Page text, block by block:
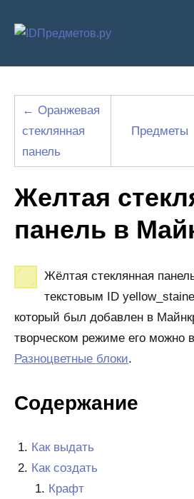
← Оранжевая
стеклянная
панель
Предметы
Желтая
панель в
Жёлтая стеклянная
текстовым ID
который был добавлен в
творческом режиме его можно
Разноцветные блоки.
Содержание
Как выдать
Как создать
Крафт